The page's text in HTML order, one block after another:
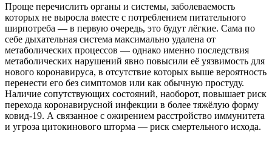
Проще перечислить органы и системы, заболеваемость
которых не выросла вместе с потреблением питательного
ширпотреба — в первую очередь, это будут лёгкие. Сама по
себе дыхательная система максимально удалена от
метаболических процессов — однако именно последствия
метаболических нарушений явно повысили её уязвимость для
нового коронавируса, в отсутствие которых выше вероятность
перенести его без симптомов или как обычную простуду.
Наличие сопутствующих состояний, наоборот, повышает риск
перехода коронавирусной инфекции в более тяжёлую форму
ковид-19. А связанное с ожирением расстройство иммунитета
и угроза цитокинового шторма — риск смертельного исхода.